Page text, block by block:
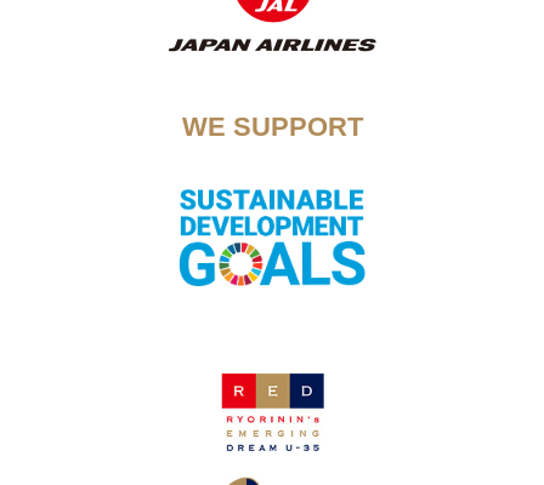
WE SUPPORT